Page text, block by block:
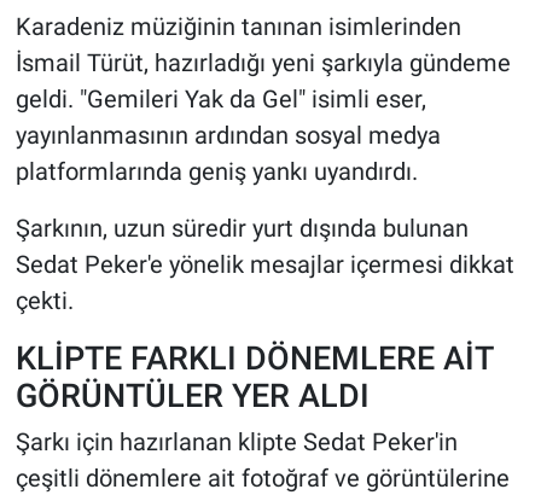
Karadeniz müziğinin tanınan isimlerinden
İsmail Türüt, hazırladığı yeni şarkıyla gündeme
geldi. "Gemileri Yak da Gel" isimli eser,
yayınlanmasının ardından sosyal medya
platformlarında geniş yankı uyandırdı.
Şarkının, uzun süredir yurt dışında bulunan
Sedat Peker'e yönelik mesajlar içermesi dikkat
çekti.
KLİPTE FARKLI DÖNEMLERE AİT
GÖRÜNTÜLER YER ALDI
Şarkı için hazırlanan klipte Sedat Peker'in
çeşitli dönemlere ait fotoğraf ve görüntülerine
HABERDE İNSAN
POLİTİKA
SPOR
Bilim, Teknoloji